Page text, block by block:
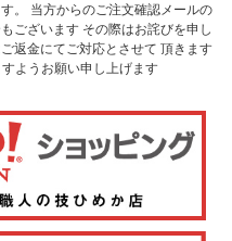
。 当方からのご注文確認メールの
ございます その際はお詫びを申し
返金にてご対応とさせて 頂きます
ようお願い申し上げます